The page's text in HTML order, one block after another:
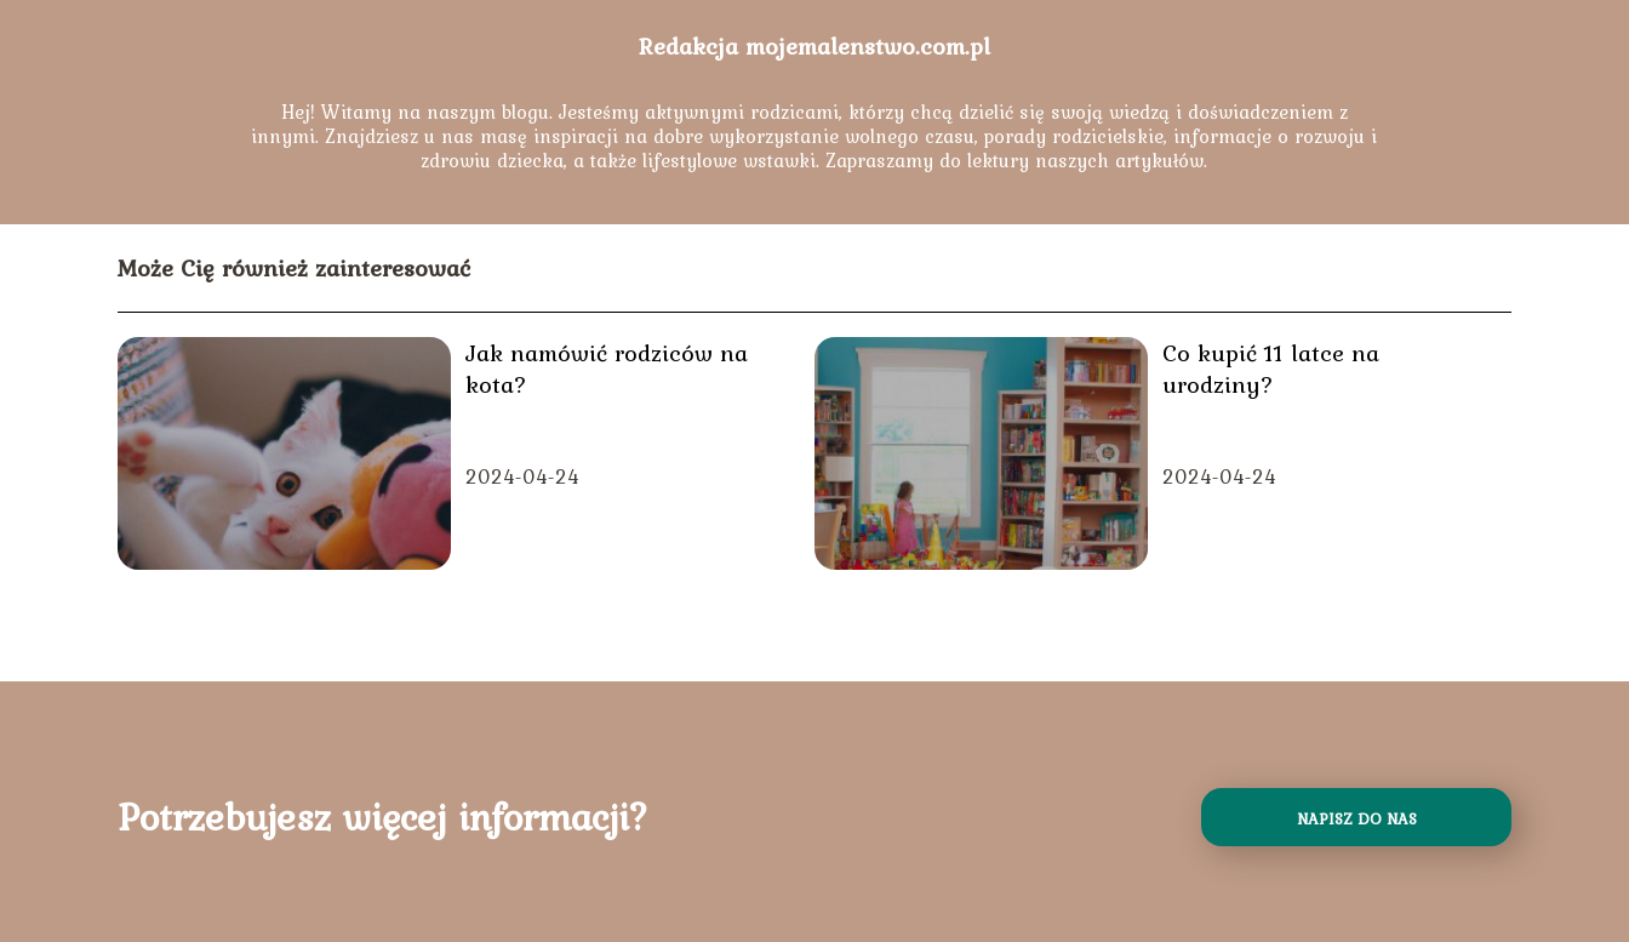
Redakcja mojemalenstwo.com.pl
Hej! Witamy na naszym blogu. Jesteśmy aktywnymi rodzicami, którzy chcą dzielić się swoją wiedzą i doświadczeniem z
innymi. Znajdziesz u nas masę inspiracji na dobre wykorzystanie wolnego czasu, porady rodzicielskie, informacje o rozwoju i
zdrowiu dziecka, a także lifestylowe wstawki. Zapraszamy do lektury naszych artykułów.
Może Cię również zainteresować
Jak namówić rodziców na
kota?
2024-04-24
Co kupić 11 latce na
urodziny?
2024-04-24
Potrzebujesz więcej informacji? NAPISZ DO NAS